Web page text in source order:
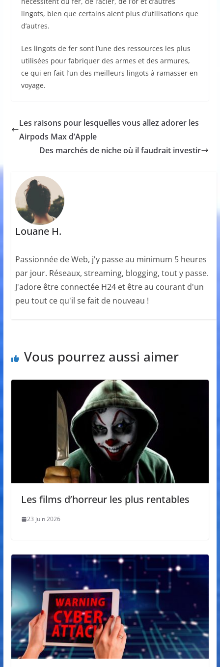
lingots, bien que certains aient plus d’utilisations que
d’autres.
Les lingots de fer sont l’une des ressources les plus
utilisées pour fabriquer des armes et des armures,
ce qui en fait l’un des meilleurs lingots à ramasser en
voyage.
Les raisons pour lesquelles vous allez adorer les
Airpods Max d’Apple
Des marchés de niche où il faudrait investir
Louane H.
Passionnée de Web, j'y passe au minimum 5 heures
par jour. Réseaux, streaming, blogging, tout y passe.
J'adore être connectée H24 et être au courant d'un
peu tout ce qu'il se fait de nouveau !
Vous pourrez aussi aimer
Les films d’horreur les plus rentables
23 juin 2026